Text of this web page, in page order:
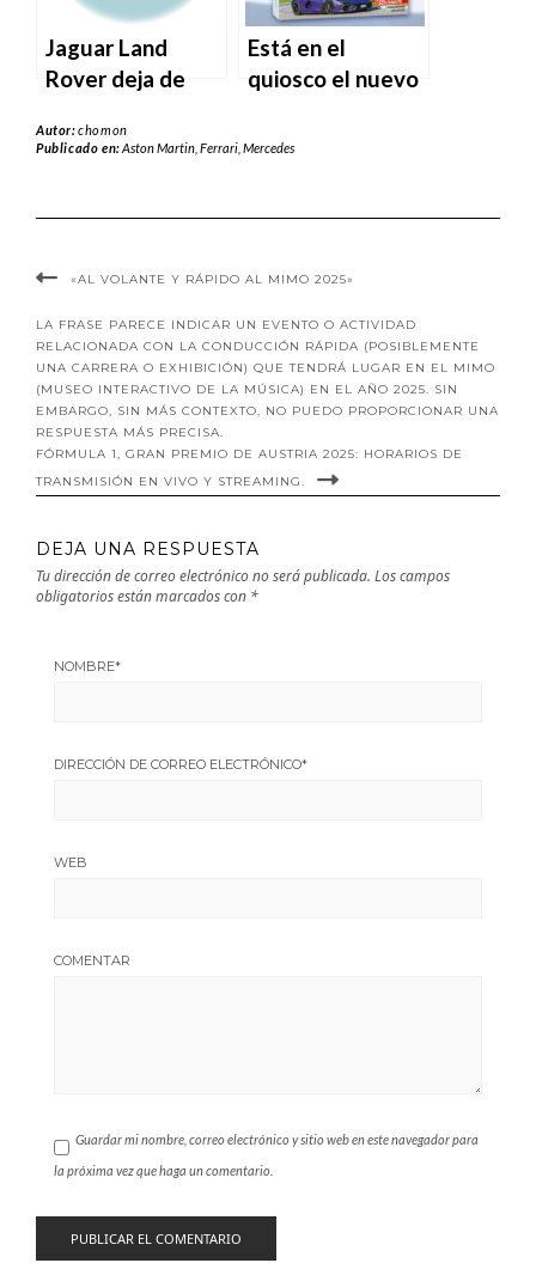
Jaguar Land
Rover deja de
nuevos a EE.UU. a
Está en el
quiosco el nuevo
alVolante.
Autor:chomon
Publicado en:Aston Martin ,Ferrari ,Mercedes
«AL VOLANTE Y RÁPIDO AL MIMO 2025»
LA FRASE PARECE INDICAR UN EVENTO O ACTIVIDAD
RELACIONADA CON LA CONDUCCIÓN RÁPIDA (POSIBLEMENTE
UNA CARRERA O EXHIBICIÓN) QUE TENDRÁ LUGAR EN EL MIMO
(MUSEO INTERACTIVO DE LA MÚSICA) EN EL AÑO 2025. SIN
EMBARGO, SIN MÁS CONTEXTO, NO PUEDO PROPORCIONAR UNA
RESPUESTA MÁS PRECISA.
FÓRMULA 1, GRAN PREMIO DE AUSTRIA 2025: HORARIOS DE
TRANSMISIÓN EN VIVO Y STREAMING.
DEJA UNA RESPUESTA
Tu dirección de correo electrónico no será publicada. Los campos
obligatorios están marcados con *
NOMBRE*
DIRECCIÓN DE CORREO ELECTRÓNICO*
WEB
COMENTAR
Guardar mi nombre, correo electrónico y sitio web en este navegador para
la próxima vez que haga un comentario.